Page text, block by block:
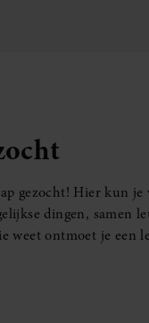
gezocht! Hier kun
dingen, samen
weet ontmoet je